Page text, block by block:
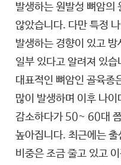
발생하는 원발성 뼈암의
않았습니다. 다만 특정
발생하는 경향이 있고 방
일부 있다고 알려져 있습
대표적인 뼈암인 골육종
많이 발생하며 이후 나
감소하다가 50~ 60대
높아집니다. 최근에는
비중은 조금 줄고 있고